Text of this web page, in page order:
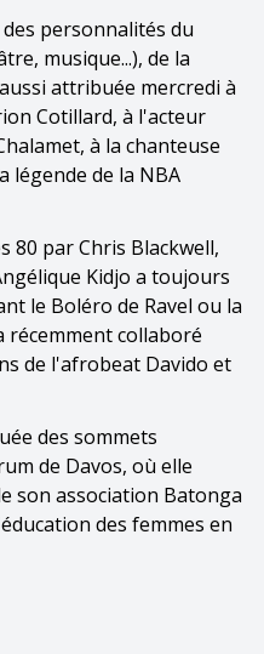
personnalités du
musique...), de la
attribuée mercredi à
Cotillard, à l'acteur
à la chanteuse
légende de la NBA
80 par Chris Blackwell,
Kidjo a toujours
le Boléro de Ravel ou la
récemment collaboré
de l'afrobeat Davido et
des sommets
de Davos, où elle
son association Batonga
des femmes en